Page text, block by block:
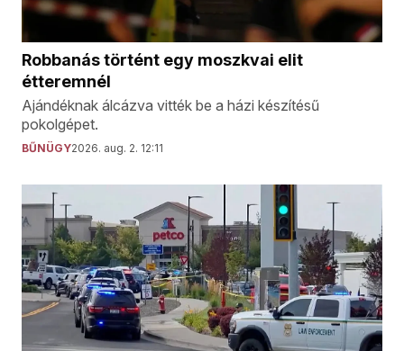
Robbanás történt egy moszkvai elit
étteremnél
Ajándéknak álcázva vitték be a házi készítésű
pokolgépet.
BŰNÜGY2026. aug. 2. 12:11